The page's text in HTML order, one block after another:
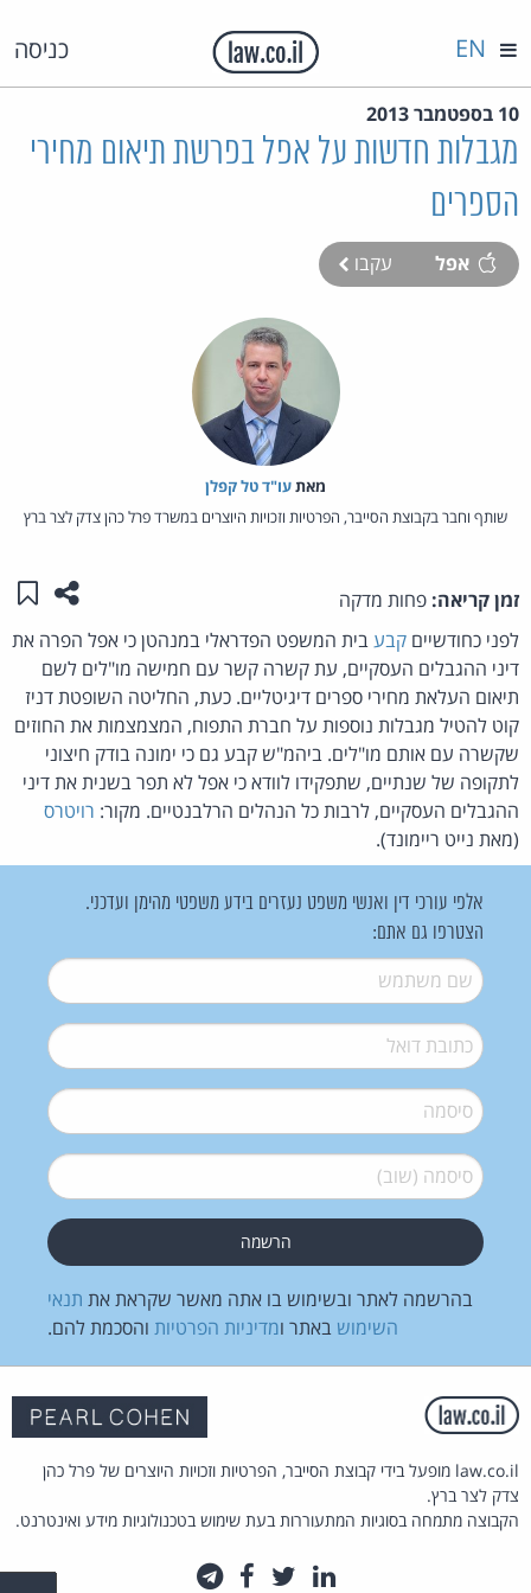
כניסה EN
10 בספטמבר 2013
מגבלות חדשות על אפל בפרשת תיאום מחירי
הספרים
אפל עקבו
מאת‏עו"ד טל קפלן
שותף וחבר בקבוצת הסייבר, הפרטיות וזכויות היוצרים במשרד פרל כהן צדק לצר ברץ
זמן קריאה: פחות מדקה שתפו
לפני כחודשיים קבעבית המשפט הפדראלי במנהטן כי אפל הפרה את
דיני ההגבלים העסקיים, עת קשרה קשר עם חמישה מו"לים לשם
תיאום העלאת מחירי ספרים דיגיטליים. כעת, החליטה השופטת דניז
קוט להטיל מגבלות נוספות על חברת התפוח, המצמצמות את החוזים
שקשרה עם אותם מו"לים. ביהמ"ש קבע גם כי ימונה בודק חיצוני
לתקופה של שנתיים, שתפקידו לוודא כי אפל לא תפר בשנית את דיני
ההגבלים העסקיים, לרבות כל הנהלים הרלבנטיים. מקור: רויטרס
(מאת נייט ריימונד).
אלפי עורכי דין ואנשי משפט נעזרים בידע משפטי מהימן ועדכני.
הצטרפו גם אתם:
שם משתמש*
דואל*
סיסמה*
סיסמה (שוב)*
בהרשמה לאתר ובשימוש בו אתה מאשר שקראת את תנאי
השימוש באתר ומדיניות הפרטיות והסכמת להם.
law.co.il מופעל בידי קבוצת הסייבר, הפרטיות וזכויות היוצרים של פרל כהן
צדק לצר ברץ.
הקבוצה מתמחה בסוגיות המתעוררות בעת שימוש בטכנולוגיות מידע ואינטרנט.
לינקדאין
טוויטרפייסבוק